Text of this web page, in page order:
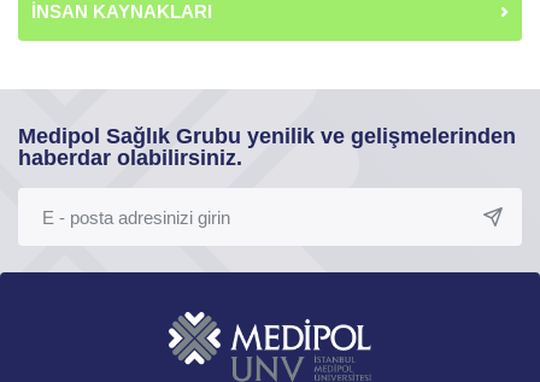
İNSAN KAYNAKLARI
Medipol Sağlık Grubu yenilik ve gelişmelerinden
haberdar olabilirsiniz.